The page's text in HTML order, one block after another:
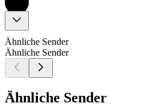
Ähnliche Sender
Ähnliche Sender
Ähnliche Sender